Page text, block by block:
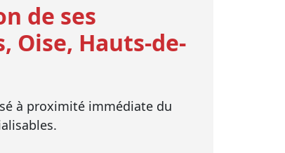
de ses
Oise, Hauts-de-
à proximité immédiate du